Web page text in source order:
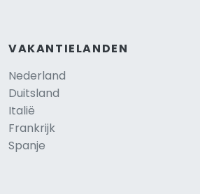
VAKANTIELANDEN
Nederland
Duitsland
Italië
Frankrijk
Spanje